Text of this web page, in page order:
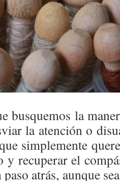
busquemos la
la atención o
simplemente
y recuperar el
atrás, aunque